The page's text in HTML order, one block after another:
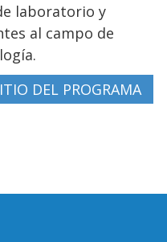
laboratorio y
al campo de